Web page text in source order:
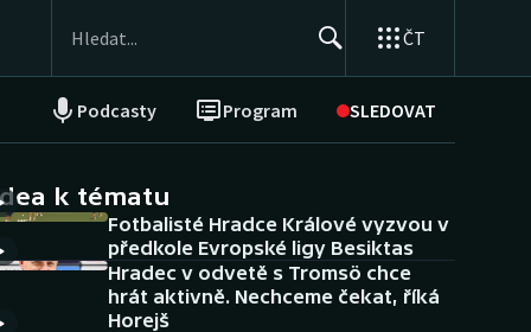
ČT
Podcasty Program SLEDOVAT
NEPŘEHLÉDNĚTE
Historické návraty
Aplikace ČT sport
k tématu
Fotbalisté Hradce Králové vyzvou v
předkole Evropské ligy Besiktas
Hradec v odvetě s Tromsö chce
hrát aktivně. Nechceme čekat, říká
Horejš